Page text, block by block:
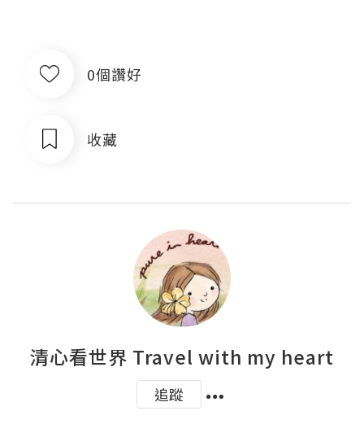
0個讚好
收藏
清心看世界 Travel with my heart
追蹤